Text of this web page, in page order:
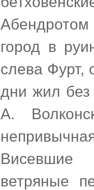
город в
слева Фурт,
дни жил без
А.
Висевшие
ветряные